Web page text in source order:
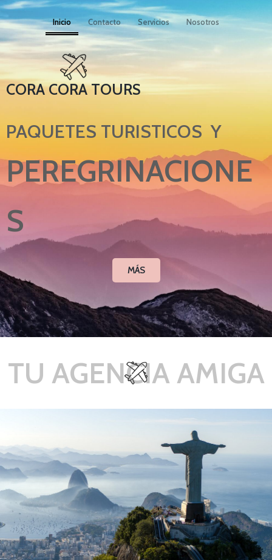
Inicio Contacto Servicios Nosotros
CORA CORA TOURS
PAQUETES TURISTICOS Y
PEREGRINACIONE
S
MÁS
TU AGENCIA AMIGA